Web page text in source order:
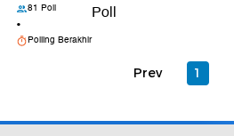
81 Poll
•
Polling Berakhir
Poll
Prev 1